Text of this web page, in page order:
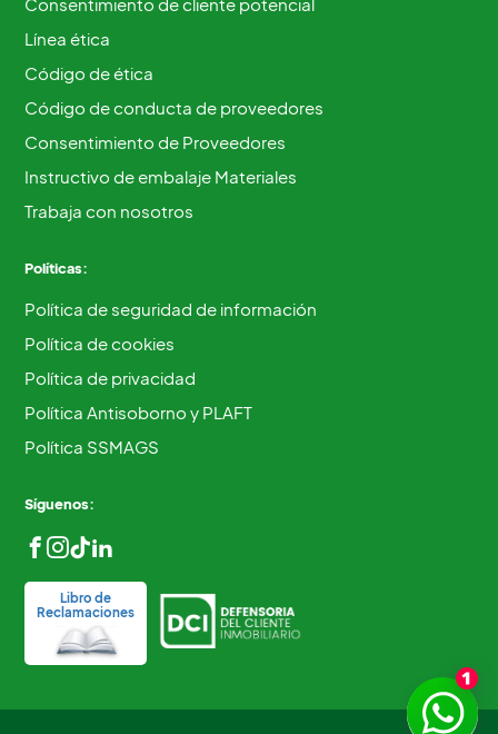
Línea ética
Código de ética
Código de conducta de proveedores
Consentimiento de Proveedores
Instructivo de embalaje Materiales
Trabaja con nosotros
Políticas:
Política de seguridad de información
Política de cookies
Política de privacidad
Política Antisoborno y PLAFT
Política SSMAGS
Síguenos:
Libro de
Reclamaciones